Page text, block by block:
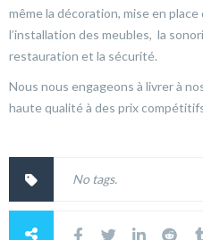
même la décoration, mise en
l’installation des meubles, la
restauration et la sécurité.
Nous nous engageons à livrer à
haute qualité à des prix
No tags.